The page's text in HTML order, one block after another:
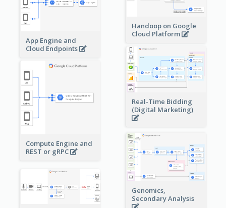
App Engine and
Cloud Endpoints
Handoop on Google
Cloud Platform
Real-Time Bidding
(Digital Marketing)
Compute Engine and
REST or gRPC
Genomics,
Secondary Analysis